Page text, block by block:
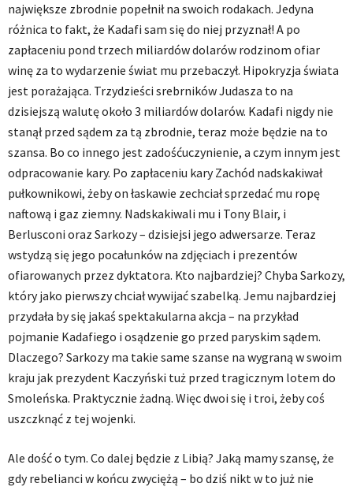
największe zbrodnie popełnił na swoich rodakach. Jedyna
różnica to fakt, że Kadafi sam się do niej przyznał! A po
zapłaceniu pond trzech miliardów dolarów rodzinom ofiar
winę za to wydarzenie świat mu przebaczył. Hipokryzja świata
jest porażająca. Trzydzieści srebrników Judasza to na
dzisiejszą walutę około 3 miliardów dolarów. Kadafi nigdy nie
stanął przed sądem za tą zbrodnie, teraz może będzie na to
szansa. Bo co innego jest zadośćuczynienie, a czym innym jest
odpracowanie kary. Po zapłaceniu kary Zachód nadskakiwał
pułkownikowi, żeby on łaskawie zechciał sprzedać mu ropę
naftową i gaz ziemny. Nadskakiwali mu i Tony Blair, i
Berlusconi oraz Sarkozy – dzisiejsi jego adwersarze. Teraz
wstydzą się jego pocałunków na zdjęciach i prezentów
ofiarowanych przez dyktatora. Kto najbardziej? Chyba Sarkozy,
który jako pierwszy chciał wywijać szabelką. Jemu najbardziej
przydała by się jakaś spektakularna akcja – na przykład
pojmanie Kadafiego i osądzenie go przed paryskim sądem.
Dlaczego? Sarkozy ma takie same szanse na wygraną w swoim
kraju jak prezydent Kaczyński tuż przed tragicznym lotem do
Smoleńska. Praktycznie żadną. Więc dwoi się i troi, żeby coś
uszczknąć z tej wojenki.
Ale dość o tym. Co dalej będzie z Libią? Jaką mamy szansę, że
gdy rebelianci w końcu zwyciężą – bo dziś nikt w to już nie